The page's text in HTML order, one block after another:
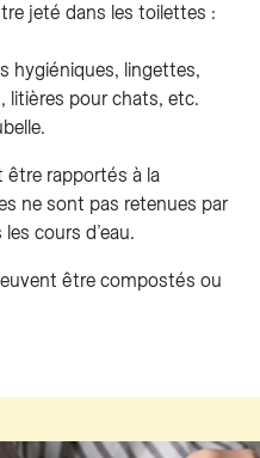
jeté dans les toilettes :
hygiéniques, lingettes,
litières pour chats, etc.
être rapportés à la
ne sont pas retenues par
cours d’eau.
être compostés ou